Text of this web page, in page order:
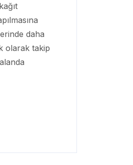
daha
olarak takip